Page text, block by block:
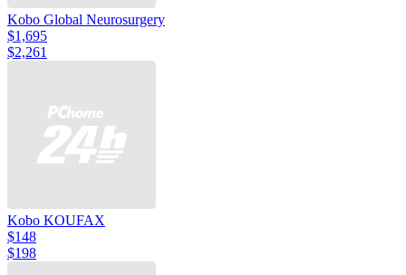
Kobo Global Neurosurgery
$1,695
$2,261
Kobo KOUFAX
$148
$198